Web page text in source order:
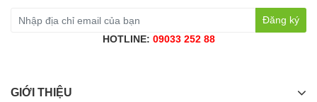
Đăng ký
HOTLINE: 09033 252 88
GIỚI THIỆU